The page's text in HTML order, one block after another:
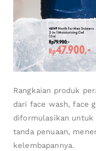
Rangkaian produk
dari face wash, face
diformulasikan untuk
tanda penuaan,
kelembapannya.